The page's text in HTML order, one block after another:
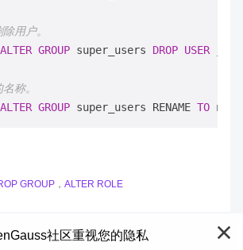
用户。
ALTER GROUP super_users DROP USER
称。
ALTER GROUP super_users RENAME TO
GROUP ， ALTER ROLE
社区重视您的隐私